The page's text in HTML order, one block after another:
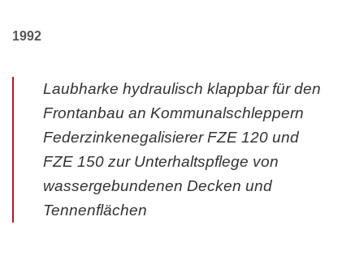
1992
Laubharke hydraulisch klappbar für den
Frontanbau an Kommunalschleppern
Federzinkenegalisierer FZE 120 und
FZE 150 zur Unterhaltspflege von
wassergebundenen Decken und
Tennenflächen